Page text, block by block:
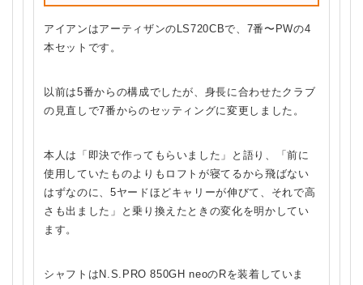
アイアンはアーティザンのLS720CBで、7番〜PWの4
本セットです。
以前は5番からの構成でしたが、身長に合わせたクラブ
の見直しで7番からのセッティングに変更しました。
本人は「即決で作ってもらいました」と語り、「前に
使用していたものよりもロフトが寝てるから飛ばない
はずなのに、5ヤードほどキャリーが伸びて、それで高
さも出ました」と乗り換えたときの変化を明かしてい
ます。
シャフトはN.S.PRO 850GH neoのRを装着していま